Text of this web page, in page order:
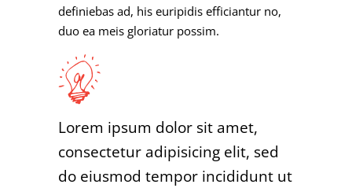
definiebas ad, his euripidis efficiantur no,
duo ea meis gloriatur possim.
Lorem ipsum dolor sit amet,
consectetur adipisicing elit, sed
do eiusmod tempor incididunt ut